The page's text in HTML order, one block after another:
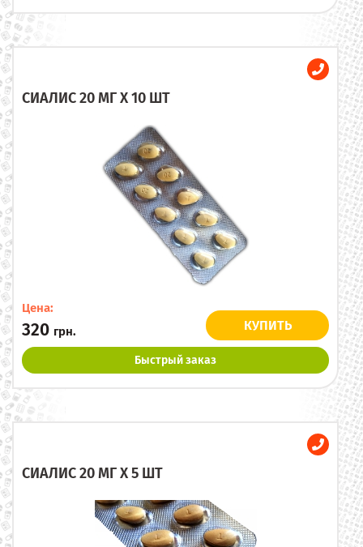
СИАЛИС 20 МГ X 10 ШТ
Цена:
320 грн. КУПИТЬ
Быстрый заказ
СИАЛИС 20 МГ X 5 ШТ